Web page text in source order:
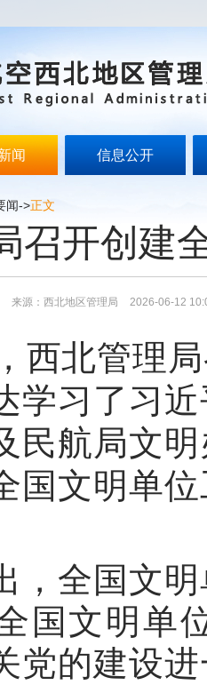
闻 信息公开
闻->正文
召开创建
来源：西北地区管理局 2026-06-12
西北管理
学习了习
民航局文
国文明单
，全国文
国文明单
党的建设